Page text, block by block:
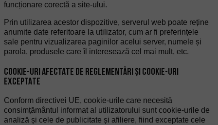
funcționare corectă a site-ului.
Prin utilizarea acestor dispozitive, serverul web poate reține
anumite date referitoare la utilizator, cum ar fi preferințele
sale pentru vizualizarea paginilor acelui server, numele și
parola, produsele care îl interesează cel mai mult, etc.
COOKIE-URI AFECTATE DE REGLEMENTĂRI ȘI COOKIE-URI
EXCEPTATE
Conform directivei UE, cookie-urile care necesită
consimțământul informat al utilizatorului sunt cookie-urile de
analiză și cele de publicitate și afiliere, fiind exceptate cele